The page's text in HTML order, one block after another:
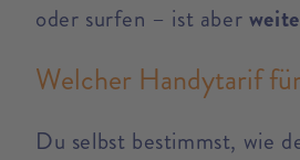
oder surfen – ist aber
Welcher Handytarif
Du selbst bestimmst, wie